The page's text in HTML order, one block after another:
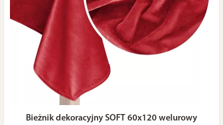
Bieżnik dekoracyjny SOFT 60x120 welurowy